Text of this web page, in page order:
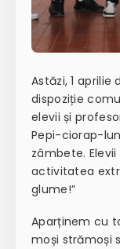
Astăzi, 1
dispoziție
elevii și
Pepi-ciorap-
zâmbete. Elevii
activitatea
glume!”
Aparținem cu
moși strămoși